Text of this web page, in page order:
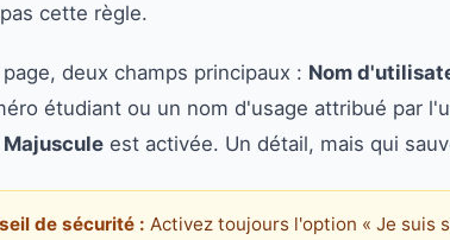
cette règle.
deux champs principaux : Nom
étudiant ou un nom d'usage attribué par
Majuscule est activée. Un détail, mais qui
de sécurité : Activez toujours l'option « Je suis